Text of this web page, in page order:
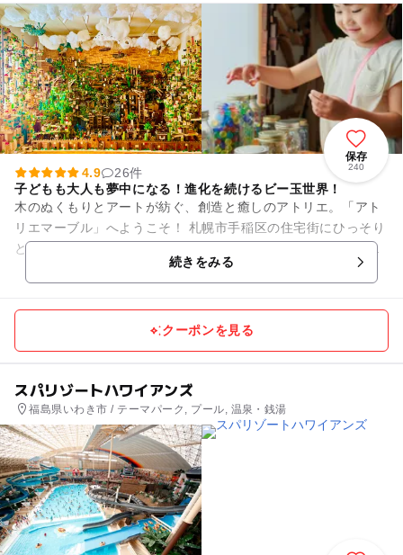
保存
240
4.9
26件
子どもも大人も夢中になる！進化を続けるビー玉世界！
木のぬくもりとアートが紡ぐ、創造と癒しのアトリエ。「アト
リエマーブル」へようこそ！ 札幌市手稲区の住宅街にひっそり
と佇む「アトリエマーブル」は、おもちゃ作家・金子周平が手
続きをみる
クーポンを見る
スパリゾートハワイアンズ
福島県いわき市 / テーマパーク, プール, 温泉・銭湯